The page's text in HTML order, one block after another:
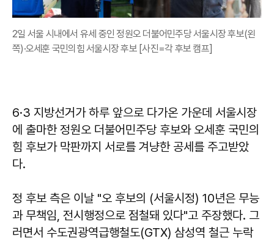
2일 서울 시내에서 유세 중인 정원오 더불어민주당 서울시장 후보(왼
쪽)·오세훈 국민의힘 서울시장 후보 [사진=각 후보 캠프]
6·3 지방선거가 하루 앞으로 다가온 가운데 서울시장
에 출마한 정원오 더불어민주당 후보와 오세훈 국민의
힘 후보가 막판까지 서로를 겨냥한 공세를 주고받았
다.
정 후보 측은 이날 "오 후보의 (서울시정) 10년은 무능
과 무책임, 전시행정으로 점철돼 있다"고 주장했다. 그
러면서 수도권광역급행철도(GTX) 삼성역 철근 누락